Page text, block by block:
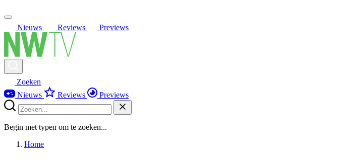
Nieuws Reviews Previews
Zoeken
Nieuws
Reviews Previews
Begin met typen om te zoeken...
Home